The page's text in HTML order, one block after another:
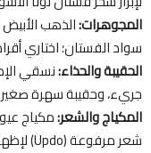
المجوهرات:الذهب
سواد الفستان؛ اختاري
الحقيبة والحذاء:نسقي
جريء، وحقيبة سهرة
المكياج والشعر:مكياج
شعر مرفوعة (Updo) لإظهار جمال تفصيلة الربط من الظهر.